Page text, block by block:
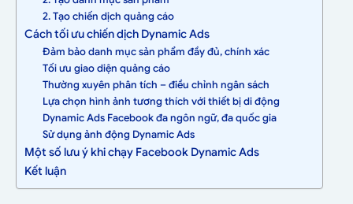
2. Tạo chiến dịch quảng cáo
Cách tối ưu chiến dịch Dynamic Ads
Đảm bảo danh mục sản phẩm đầy đủ, chính xác
Tối ưu giao diện quảng cáo
Thường xuyên phân tích – điều chỉnh ngân sách
Lựa chọn hình ảnh tương thích với thiết bị di động
Dynamic Ads Facebook đa ngôn ngữ, đa quốc gia
Sử dụng ảnh động Dynamic Ads
Một số lưu ý khi chạy Facebook Dynamic Ads
Kết luận